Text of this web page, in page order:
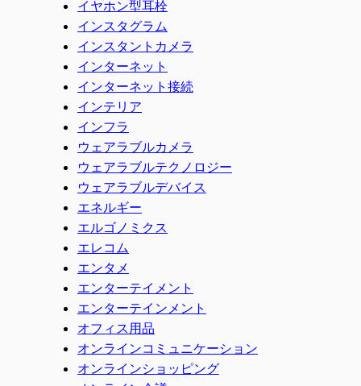
イヤホン型耳栓
インスタグラム
インスタントカメラ
インターネット
インターネット接続
インテリア
インフラ
ウェアラブルカメラ
ウェアラブルテクノロジー
ウェアラブルデバイス
エネルギー
エルゴノミクス
エレコム
エンタメ
エンターテイメント
エンターテインメント
オフィス用品
オンラインコミュニケーション
オンラインショッピング